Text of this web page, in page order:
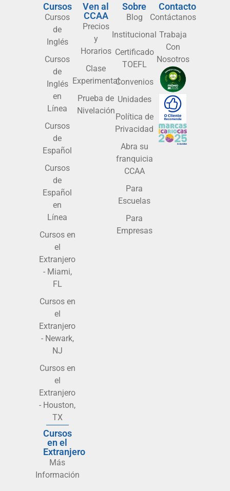
Cursos
Cursos
de
Inglés
Cursos
de
Inglés
en
Línea
Cursos
de
Español
Cursos
de
Español
en
Línea
Cursos en
el
Extranjero
- Miami,
FL
Cursos en
el
Extranjero
- Newark,
NJ
Cursos en
el
Extranjero
- Houston,
TX
Cursos
en el
Extranjero
Más
Información
Ven al
CCAA
Precios
y
Horarios
Clase
Experimental
Prueba de
Nivelación
Sobre
Blog
Institucional
Certificado
TOEFL
Convenios
Unidades
Política de
Privacidad
Abra su
franquicia
CCAA
Para
Escuelas
Para
Empresas
Contacto
Contáctanos
Trabaja
Con
Nosotros